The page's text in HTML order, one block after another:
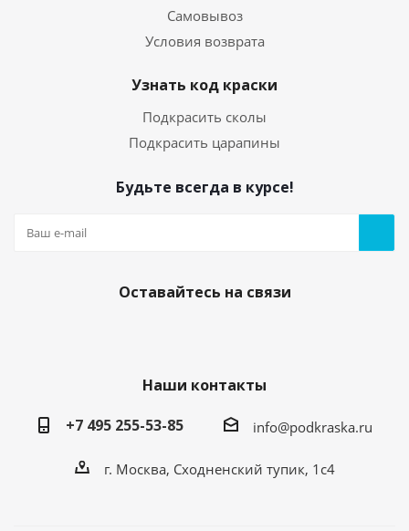
Самовывоз
Условия возврата
Узнать код краски
Подкрасить сколы
Подкрасить царапины
Будьте всегда в курсе!
Оставайтесь на связи
Наши контакты
+7 495 255-53-85
info@podkraska.ru
г. Москва, Сходненский тупик, 1с4